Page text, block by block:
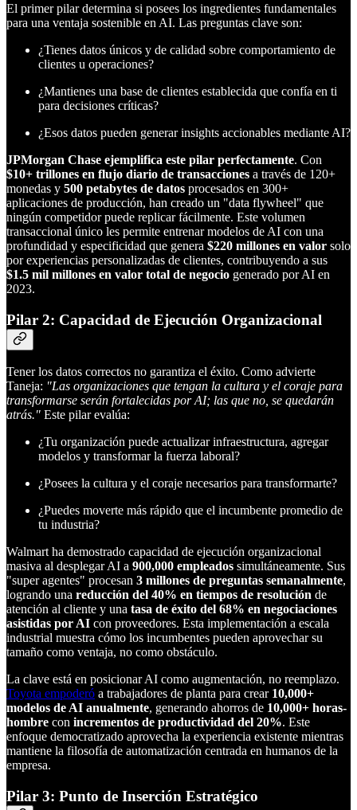
El primer pilar determina si posees los ingredientes fundamentales
para una ventaja sostenible en AI. Las preguntas clave son:
¿Tienes datos únicos y de calidad sobre comportamiento de
clientes u operaciones?
¿Mantienes una base de clientes establecida que confía en ti
para decisiones críticas?
¿Esos datos pueden generar insights accionables mediante AI?
JPMorgan Chase ejemplifica este pilar perfectamente. Con
$10+ trillones en flujo diario de transacciones a través de 120+
monedas y 500 petabytes de datos procesados en 300+
aplicaciones de producción, han creado un "data flywheel" que
ningún competidor puede replicar fácilmente. Este volumen
transaccional único les permite entrenar modelos de AI con una
profundidad y especificidad que genera $220 millones en valor solo
por experiencias personalizadas de clientes, contribuyendo a sus
$1.5 mil millones en valor total de negocio generado por AI en
2023.
Pilar 2: Capacidad de Ejecución Organizacional
Tener los datos correctos no garantiza el éxito. Como advierte
Taneja: "Las organizaciones que tengan la cultura y el coraje para
transformarse serán fortalecidas por AI; las que no, se quedarán
atrás." Este pilar evalúa:
¿Tu organización puede actualizar infraestructura, agregar
modelos y transformar la fuerza laboral?
¿Posees la cultura y el coraje necesarios para transformarte?
¿Puedes moverte más rápido que el incumbente promedio de
tu industria?
Walmart ha demostrado capacidad de ejecución organizacional
masiva al desplegar AI a 900,000 empleados simultáneamente. Sus
"super agentes" procesan 3 millones de preguntas semanalmente,
logrando una reducción del 40% en tiempos de resolución de
atención al cliente y una tasa de éxito del 68% en negociaciones
asistidas por AI con proveedores. Esta implementación a escala
industrial muestra cómo los incumbentes pueden aprovechar su
tamaño como ventaja, no como obstáculo.
La clave está en posicionar AI como augmentación, no reemplazo.
Toyota empoderó a trabajadores de planta para crear 10,000+
modelos de AI anualmente, generando ahorros de 10,000+ horas-
hombre con incrementos de productividad del 20%. Este
enfoque democratizado aprovecha la experiencia existente mientras
mantiene la filosofía de automatización centrada en humanos de la
empresa.
Pilar 3: Punto de Inserción Estratégico